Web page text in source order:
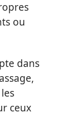
ou
dans
ceux